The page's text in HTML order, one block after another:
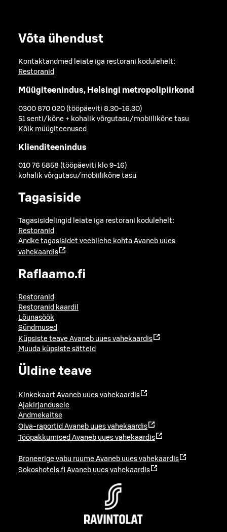
Võta ühendust
Kontaktandmed leiate iga restorani kodulehelt:
Restoranid
Müügiteenindus, Helsingi metropolipiirkond
0300 870 020 (tööpäeviti 8.30-16.30)
51 senti/kõne + kohalik võrgutasu/mobiilikõne tasu
Kõik müügiteenused
Klienditeenindus
010 76 5858 (tööpäeviti klo 9-16)
kohalik võrgutasu/mobiilikõne tasu
Tagasiside
Tagasisidelingid leiate iga restorani kodulehelt:
Restoranid
Andke tagasisidet veebilehe kohta Avaneb uues
vahekaardis
Raflaamo.fi
Restoranid
Restoranid kaardil
Lõunasöök
Sündmused
Küpsiste teave Avaneb uues vahekaardis
Muuda küpsiste sätteid
Üldine teave
Kinkekaart Avaneb uues vahekaardis
Ajakirjandusele
Andmekaitse
Oiva-raportid Avaneb uues vahekaardis
Tööpakkumised Avaneb uues vahekaardis
Broneerige vabu ruume Avaneb uues vahekaardis
Sokoshotels.fi Avaneb uues vahekaardis